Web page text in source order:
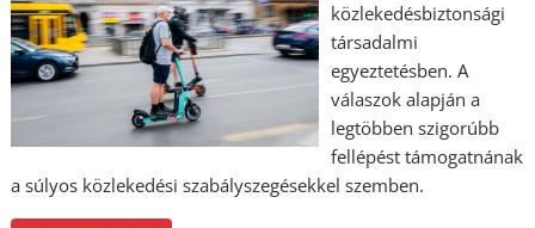
közlekedésbiztonsági
társadalmi
egyeztetésben. A
válaszok alapján a
legtöbben szigorúbb
fellépést támogatnának
a súlyos közlekedési szabályszegésekkel szemben.